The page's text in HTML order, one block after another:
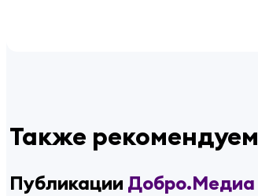
Также рекомендуем
Публикации Добро.Медиа